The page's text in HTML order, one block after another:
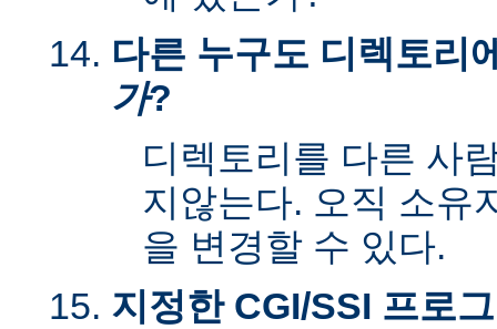
다른 누구도 디렉토리
가?
디렉토리를 다른 사
지않는다. 오직 소유
을 변경할 수 있다.
지정한 CGI/SSI 프로